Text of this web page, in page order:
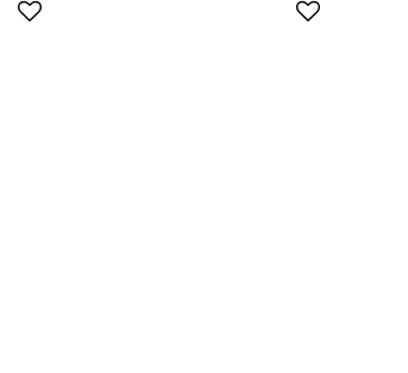
Lägg till i favoriter Lägg till i